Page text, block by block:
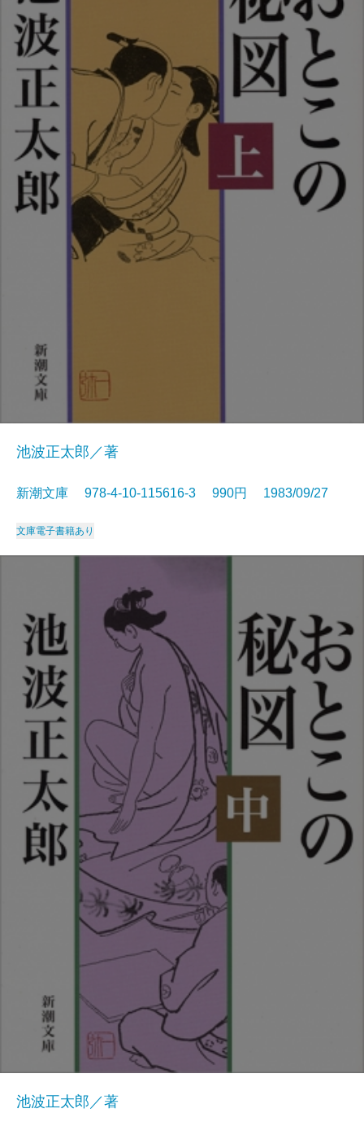
池波正太郎／著
新潮文庫 978-4-10-115616-3 990円 1983/09/27
文庫電子書籍あり
池波正太郎／著